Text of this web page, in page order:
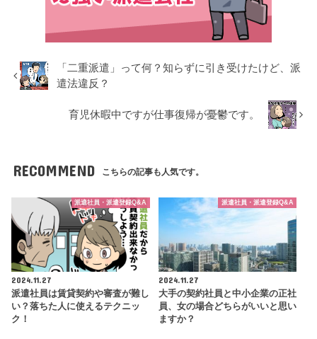
「二重派遣」って何？知らずに引き受けたけど、派
遣法違反？
育児休暇中ですが仕事復帰が憂鬱です。
RECOMMEND こちらの記事も人気です。
派遣社員・派遣登録Q&A
2024.11.27
派遣社員は賃貸契約や審査が難し
い？落ちた人に使えるテクニッ
ク！
派遣社員・派遣登録Q&A
2024.11.27
大手の契約社員と中小企業の正社
員、女の場合どちらがいいと思い
ますか？